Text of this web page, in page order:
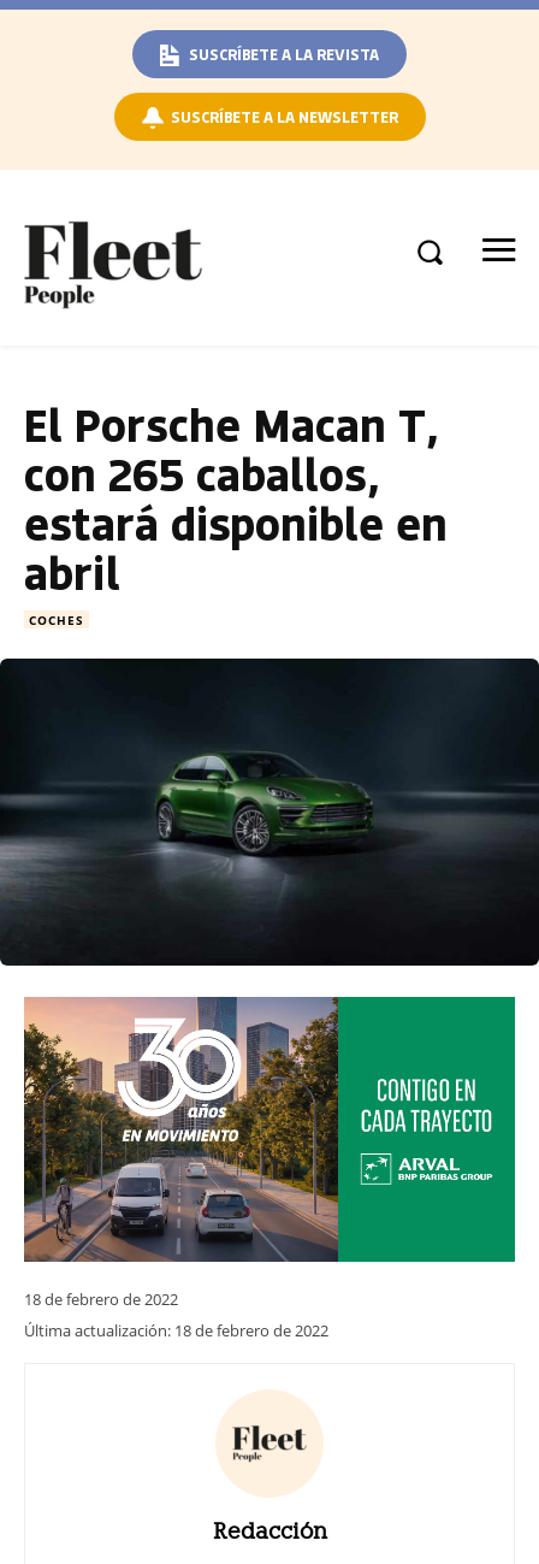
SUSCRÍBETE A LA REVISTA
SUSCRÍBETE A LA NEWSLETTER
El Porsche Macan T,
con 265 caballos,
estará disponible en
abril
COCHES
18 de febrero de 2022
Última actualización: 18 de febrero de 2022
Redacción